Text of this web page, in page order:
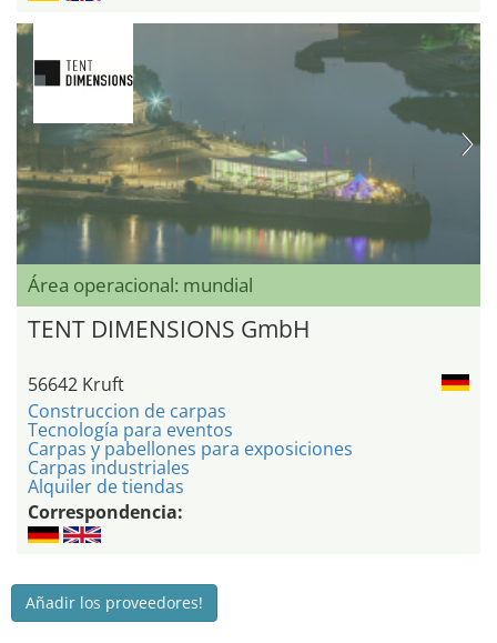
Área operacional: mundial
TENT DIMENSIONS GmbH
56642 Kruft
Construccion de carpas
Tecnología para eventos
Carpas y pabellones para exposiciones
Carpas industriales
Alquiler de tiendas
Correspondencia:
Añadir los proveedores!